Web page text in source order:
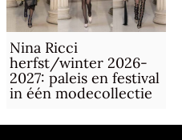
Nina Ricci
herfst/winter 2026-
2027: paleis en festival
in één modecollectie